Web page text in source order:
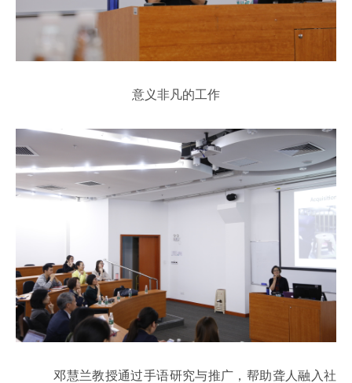
意义非凡的工作
邓慧兰教授通过手语研究与推广，帮助聋人融入社